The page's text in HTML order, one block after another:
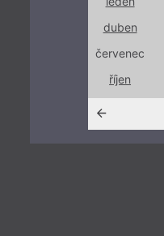
duben
červenec
říjen